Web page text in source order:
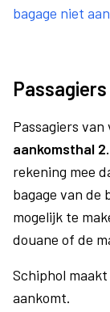
bagage niet
Passagiers van
aankomsthal 2.
rekening mee
bagage van de
mogelijk te
douane of de
Schiphol
aankomt.